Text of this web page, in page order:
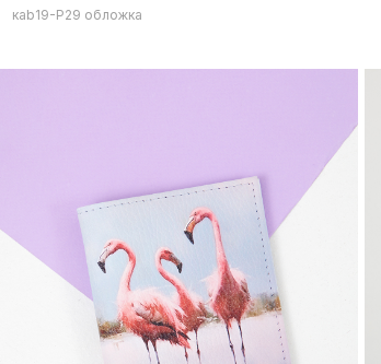
кab19-P29 обложка